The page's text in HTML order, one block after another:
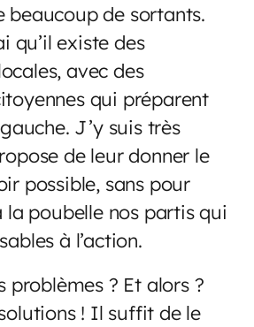
beaucoup de sortants.
qu’il existe des
avec des
qui préparent
J’y suis très
de leur donner le
possible, sans pour
poubelle nos partis qui
à l’action.
problèmes ? Et alors ?
! Il suffit de le